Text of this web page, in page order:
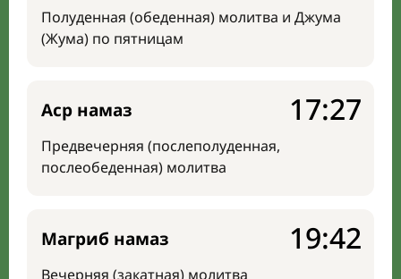
Полуденная (обеденная) молитва и Джума
(Жума) по пятницам
Аср намаз
Предвечерняя (послеполуденная,
послеобеденная) молитва
17:27
Магриб намаз
Вечерняя (закатная) молитва
19:42